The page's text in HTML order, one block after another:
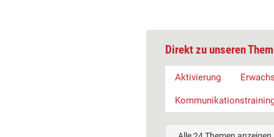
Direkt zu unseren
Aktivierung